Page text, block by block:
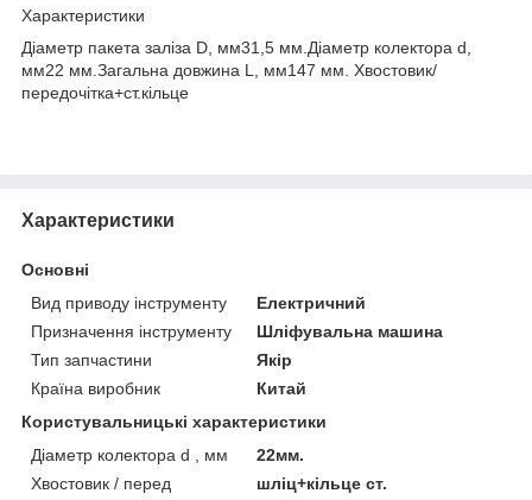
Характеристики
Діаметр пакета заліза D, мм31,5 мм.Діаметр колектора d,
мм22 мм.Загальна довжина L, мм147 мм. Хвостовик/
передочітка+ст.кільце
Характеристики
Основні
Вид приводу інструменту
Електричний
Призначення інструменту
Шліфувальна машина
Тип запчастини
Якір
Країна виробник
Китай
Користувальницькі характеристики
Діаметр колектора d , мм
22мм.
Хвостовик / перед
шліц+кільце ст.